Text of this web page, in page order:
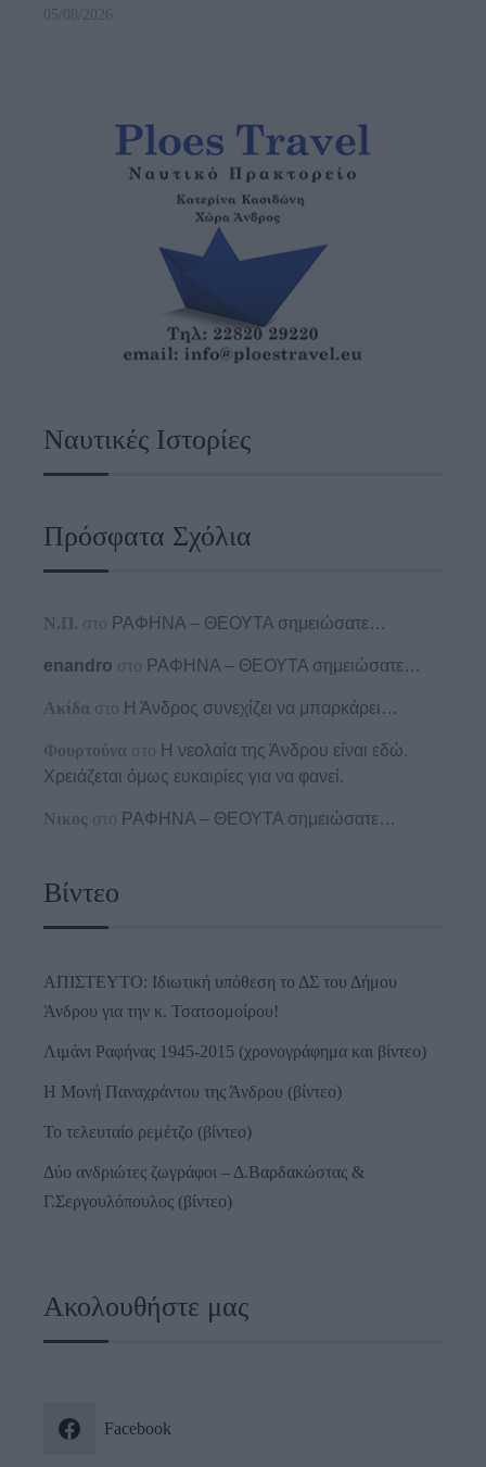
05/08/2026
Ναυτικές Ιστορίες
Πρόσφατα Σχόλια
Ν.Π. στο ΡΑΦΗΝΑ – ΘΕΟΥΤΑ σημειώσατε…
enandro στο ΡΑΦΗΝΑ – ΘΕΟΥΤΑ σημειώσατε…
Ακίδα στο Η Άνδρος συνεχίζει να μπαρκάρει…
Φουρτούνα στο Η νεολαία της Άνδρου είναι εδώ.
Χρειάζεται όμως ευκαιρίες για να φανεί.
Νικος στο ΡΑΦΗΝΑ – ΘΕΟΥΤΑ σημειώσατε…
Βίντεο
ΑΠΙΣΤΕΥΤΟ: Ιδιωτική υπόθεση το ΔΣ του Δήμου
Άνδρου για την κ. Τσατσομοίρου!
Λιμάνι Ραφήνας 1945-2015 (χρονογράφημα και βίντεο)
Η Μονή Παναχράντου της Άνδρου (βίντεο)
Το τελευταίο ρεμέτζο (βίντεο)
Δύο ανδριώτες ζωγράφοι – Δ.Βαρδακώστας &
Γ.Σεργουλόπουλος (βίντεο)
Ακολουθήστε μας
Facebook